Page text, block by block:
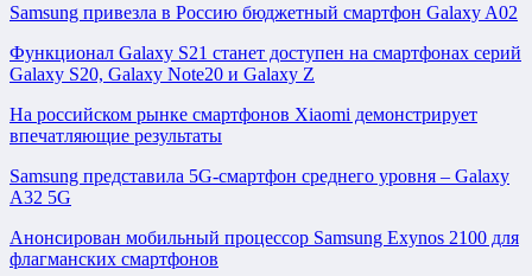
Samsung привезла в Россию бюджетный смартфон Galaxy A02
Функционал Galaxy S21 станет доступен на смартфонах серий
Galaxy S20, Galaxy Note20 и Galaxy Z
На российском рынке смартфонов Xiaomi демонстрирует
впечатляющие результаты
Samsung представила 5G-смартфон среднего уровня – Galaxy
A32 5G
Анонсирован мобильный процессор Samsung Exynos 2100 для
флагманских смартфонов